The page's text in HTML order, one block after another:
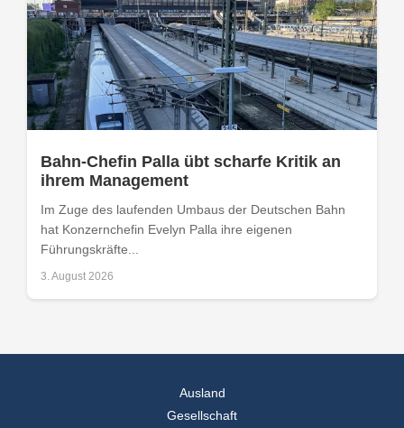
Bahn-Chefin Palla übt scharfe Kritik an
ihrem Management
Im Zuge des laufenden Umbaus der Deutschen Bahn
hat Konzernchefin Evelyn Palla ihre eigenen
Führungskräfte...
3. August 2026
Ausland
Gesellschaft